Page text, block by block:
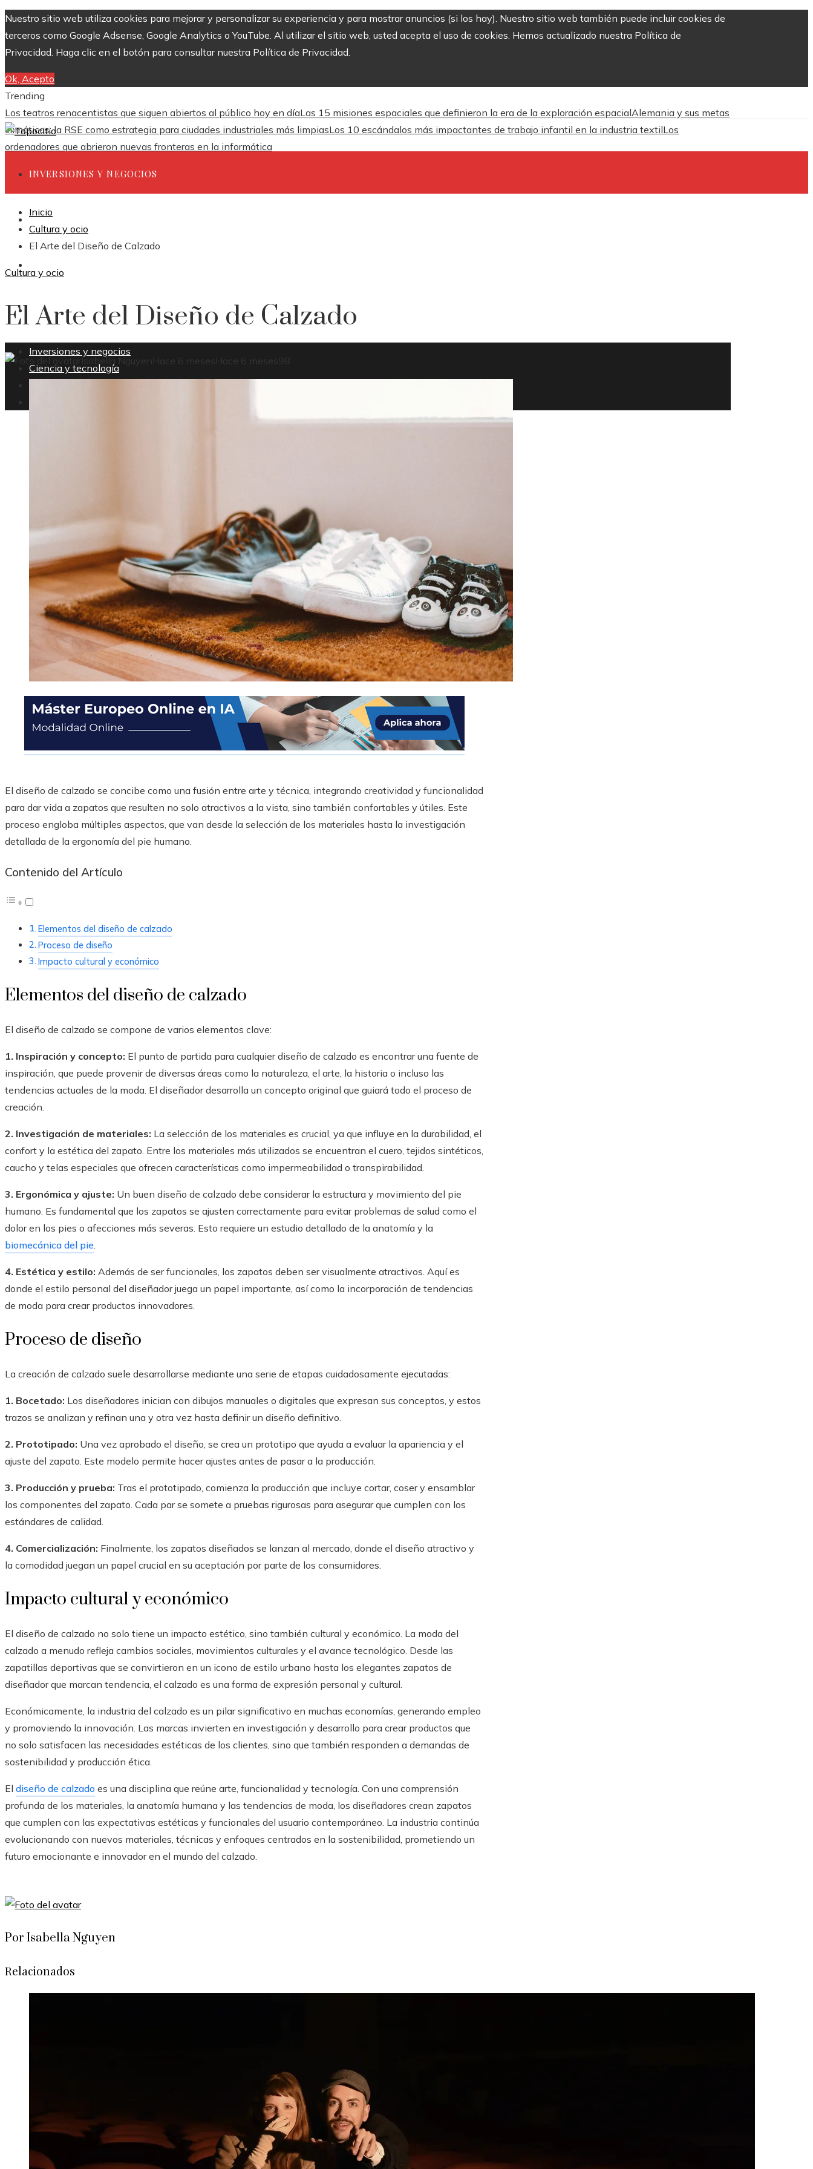
Nuestro sitio web utiliza cookies para mejorar y personalizar su experiencia y para mostrar anuncios (si los hay). Nuestro sitio web también puede incluir cookies de
terceros como Google Adsense, Google Analytics o YouTube. Al utilizar el sitio web, usted acepta el uso de cookies. Hemos actualizado nuestra Política de
Privacidad. Haga clic en el botón para consultar nuestra Política de Privacidad.
Ok, Acepto
Trending
Los teatros renacentistas que siguen abiertos al público hoy en díaLas 15 misiones espaciales que definieron la era de la exploración espacialAlemania y sus metas
climáticas: la RSE como estrategia para ciudades industriales más limpiasLos 10 escándalos más impactantes de trabajo infantil en la industria textilLos
ordenadores que abrieron nuevas fronteras en la informática
INVERSIONES Y NEGOCIOS
CIENCIA Y TECNOLOGÍA
CULTURA Y OCIO
Inversiones y negocios
Ciencia y tecnología
Inicio
Cultura y ocio
El Arte del Diseño de Calzado
Cultura y ocio
El Arte del Diseño de Calzado
Isabella Nguyen Hace 6 meses Hace 6 meses 98
El diseño de calzado se concibe como una fusión entre arte y técnica, integrando creatividad y funcionalidad
para dar vida a zapatos que resulten no solo atractivos a la vista, sino también confortables y útiles. Este
proceso engloba múltiples aspectos, que van desde la selección de los materiales hasta la investigación
detallada de la ergonomía del pie humano.
Contenido del Artículo
Elementos del diseño de calzado
Proceso de diseño
Impacto cultural y económico
Elementos del diseño de calzado
El diseño de calzado se compone de varios elementos clave:
1. Inspiración y concepto: El punto de partida para cualquier diseño de calzado es encontrar una fuente de
inspiración, que puede provenir de diversas áreas como la naturaleza, el arte, la historia o incluso las
tendencias actuales de la moda. El diseñador desarrolla un concepto original que guiará todo el proceso de
creación.
2. Investigación de materiales: La selección de los materiales es crucial, ya que influye en la durabilidad, el
confort y la estética del zapato. Entre los materiales más utilizados se encuentran el cuero, tejidos sintéticos,
caucho y telas especiales que ofrecen características como impermeabilidad o transpirabilidad.
3. Ergonómica y ajuste: Un buen diseño de calzado debe considerar la estructura y movimiento del pie
humano. Es fundamental que los zapatos se ajusten correctamente para evitar problemas de salud como el
dolor en los pies o afecciones más severas. Esto requiere un estudio detallado de la anatomía y la
biomecánica del pie
4. Estética y estilo: Además de ser funcionales, los zapatos deben ser visualmente atractivos. Aquí es
donde el estilo personal del diseñador juega un papel importante, así como la incorporación de tendencias
de moda para crear productos innovadores.
Proceso de diseño
La creación de calzado suele desarrollarse mediante una serie de etapas cuidadosamente ejecutadas:
1. Bocetado: Los diseñadores inician con dibujos manuales o digitales que expresan sus conceptos, y estos
trazos se analizan y refinan una y otra vez hasta definir un diseño definitivo.
2. Prototipado: Una vez aprobado el diseño, se crea un prototipo que ayuda a evaluar la apariencia y el
ajuste del zapato. Este modelo permite hacer ajustes antes de pasar a la producción.
3. Producción y prueba: Tras el prototipado, comienza la producción que incluye cortar, coser y ensamblar
los componentes del zapato. Cada par se somete a pruebas rigurosas para asegurar que cumplen con los
estándares de calidad.
4. Comercialización: Finalmente, los zapatos diseñados se lanzan al mercado, donde el diseño atractivo y
la comodidad juegan un papel crucial en su aceptación por parte de los consumidores.
Impacto cultural y económico
El diseño de calzado no solo tiene un impacto estético, sino también cultural y económico. La moda del
calzado a menudo refleja cambios sociales, movimientos culturales y el avance tecnológico. Desde las
zapatillas deportivas que se convirtieron en un icono de estilo urbano hasta los elegantes zapatos de
diseñador que marcan tendencia, el calzado es una forma de expresión personal y cultural.
Económicamente, la industria del calzado es un pilar significativo en muchas economías, generando empleo
y promoviendo la innovación. Las marcas invierten en investigación y desarrollo para crear productos que
no solo satisfacen las necesidades estéticas de los clientes, sino que también responden a demandas de
sostenibilidad y producción ética.
El diseño de calzado es una disciplina que reúne arte, funcionalidad y tecnología. Con una comprensión
profunda de los materiales, la anatomía humana y las tendencias de moda, los diseñadores crean zapatos
que cumplen con las expectativas estéticas y funcionales del usuario contemporáneo. La industria continúa
evolucionando con nuevos materiales, técnicas y enfoques centrados en la sostenibilidad, prometiendo un
futuro emocionante e innovador en el mundo del calzado.
Por Isabella Nguyen
Relacionados